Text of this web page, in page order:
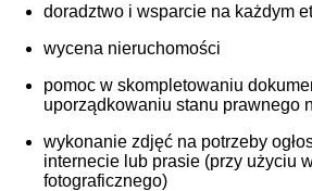
doradztwo i wsparcie na każdym
wycena nieruchomości
pomoc w skompletowaniu
uporządkowaniu stanu prawnego
wykonanie zdjęć na potrzeby
internecie lub prasie (przy użyciu
fotograficznego)